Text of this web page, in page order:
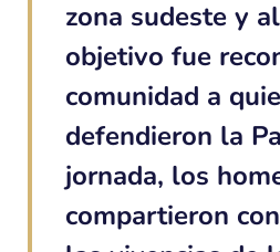
zona sudeste y
objetivo fue
comunidad a
defendieron la
jornada, los
compartieron